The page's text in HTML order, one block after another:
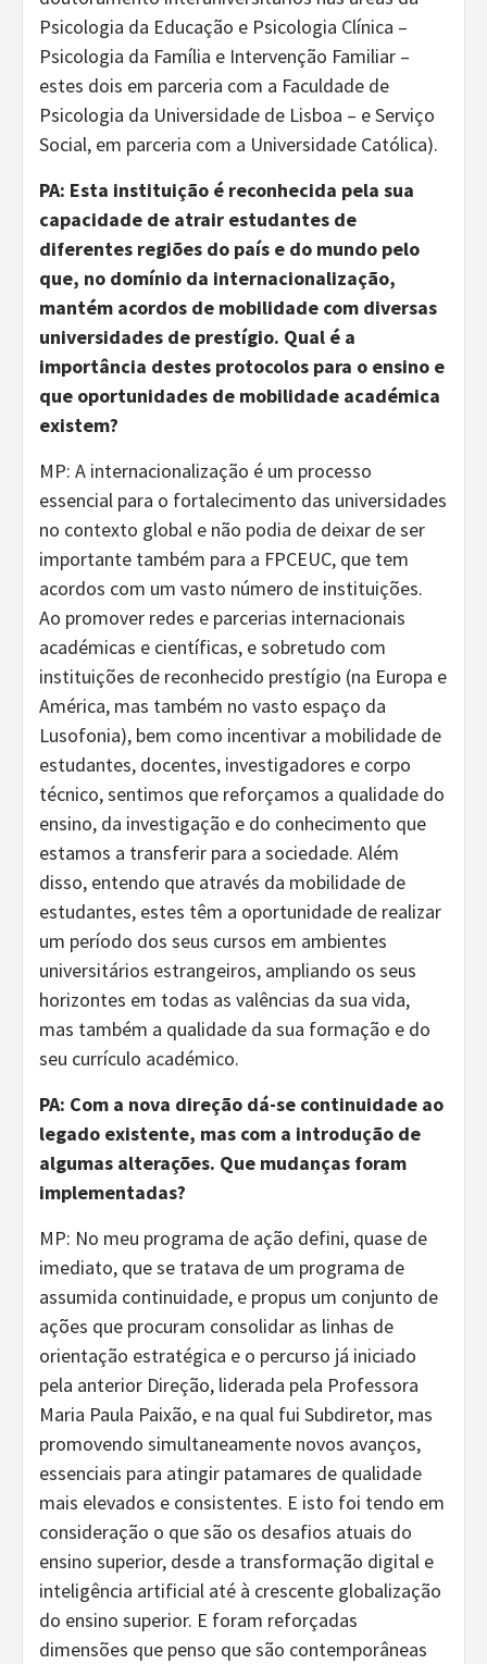
Psicologia da Educação e Psicologia Clínica –
Psicologia da Família e Intervenção Familiar –
estes dois em parceria com a Faculdade de
Psicologia da Universidade de Lisboa – e Serviço
Social, em parceria com a Universidade Católica).
PA: Esta instituição é reconhecida pela sua
capacidade de atrair estudantes de
diferentes regiões do país e do mundo pelo
que, no domínio da internacionalização,
mantém acordos de mobilidade com diversas
universidades de prestígio. Qual é a
importância destes protocolos para o ensino e
que oportunidades de mobilidade académica
existem?
MP: A internacionalização é um processo
essencial para o fortalecimento das universidades
no contexto global e não podia de deixar de ser
importante também para a FPCEUC, que tem
acordos com um vasto número de instituições.
Ao promover redes e parcerias internacionais
académicas e científicas, e sobretudo com
instituições de reconhecido prestígio (na Europa e
América, mas também no vasto espaço da
Lusofonia), bem como incentivar a mobilidade de
estudantes, docentes, investigadores e corpo
técnico, sentimos que reforçamos a qualidade do
ensino, da investigação e do conhecimento que
estamos a transferir para a sociedade. Além
disso, entendo que através da mobilidade de
estudantes, estes têm a oportunidade de realizar
um período dos seus cursos em ambientes
universitários estrangeiros, ampliando os seus
horizontes em todas as valências da sua vida,
mas também a qualidade da sua formação e do
seu currículo académico.
PA: Com a nova direção dá-se continuidade ao
legado existente, mas com a introdução de
algumas alterações. Que mudanças foram
implementadas?
MP: No meu programa de ação defini, quase de
imediato, que se tratava de um programa de
assumida continuidade, e propus um conjunto de
ações que procuram consolidar as linhas de
orientação estratégica e o percurso já iniciado
pela anterior Direção, liderada pela Professora
Maria Paula Paixão, e na qual fui Subdiretor, mas
promovendo simultaneamente novos avanços,
essenciais para atingir patamares de qualidade
mais elevados e consistentes. E isto foi tendo em
consideração o que são os desafios atuais do
ensino superior, desde a transformação digital e
inteligência artificial até à crescente globalização
do ensino superior. E foram reforçadas
dimensões que penso que são contemporâneas